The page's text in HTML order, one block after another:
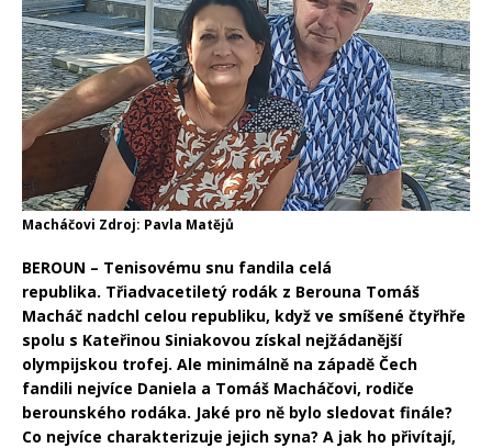
Macháčovi Zdroj: Pavla Matějů
BEROUN – Tenisovému snu fandila celá
republika. Třiadvacetiletý rodák z Berouna Tomáš
Macháč nadchl celou republiku, když ve smíšené čtyřhře
spolu s Kateřinou Siniakovou získal nejžádanější
olympijskou trofej. Ale minimálně na západě Čech
fandili nejvíce Daniela a Tomáš Macháčovi, rodiče
berounského rodáka. Jaké pro ně bylo sledovat finále?
Co nejvíce charakterizuje jejich syna? A jak ho přivítají,